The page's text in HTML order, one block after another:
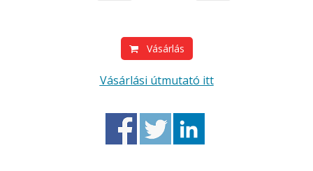
Vásárlás
Vásárlási útmutató itt